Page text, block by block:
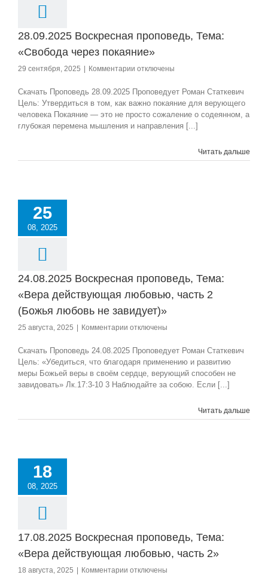
28.09.2025 Воскресная проповедь, Тема:
«Свобода через покаяние»
29 сентября, 2025 Комментарии к
28.09.2025
Воскресная
проповедь,
«Свобода
отключены
Скачать Проповедь 28.09.2025 Проповедует Роман Статкевич
Цель: Утвердиться в том, как важно покаяние для верующего
человека Покаяние — это не просто сожаление о содеянном, а
глубокая перемена мышления и направления [...]
Читать дальше
25
08, 2025
24.08.2025 Воскресная проповедь, Тема:
«Вера действующая любовью, часть 2
(Божья любовь не завидует)»
25 августа, 2025 Комментарии к
24.08.2025
Воскресная
проповедь,
Тема:
«Вера
отключены
Скачать Проповедь 24.08.2025 Проповедует Роман Статкевич
Цель: «Убедиться, что благодаря применению и развитию
меры Божьей веры в своём сердце, верующий способен не
завидовать» Лк.17:3-10 3 Наблюдайте за собою. Если [...]
Читать дальше
18
08, 2025
17.08.2025 Воскресная проповедь, Тема:
«Вера действующая любовью, часть 2»
18 августа, 2025 Комментарии котключены